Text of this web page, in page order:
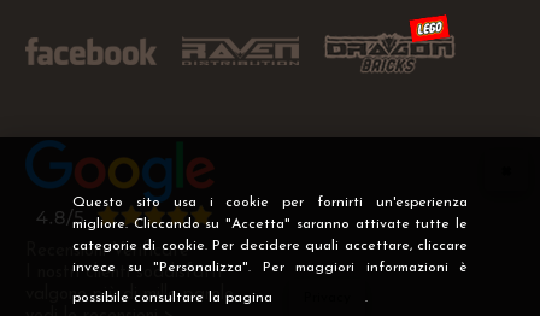
Questo sito usa i cookie per fornirti un'esperienza
migliore. Cliccando su "Accetta" saranno attivate tutte le
categorie di cookie. Per decidere quali accettare, cliccare
invece su "Personalizza". Per maggiori informazioni è
possibile consultare la pagina .
Recensioni Verificate
I nostri clienti soddisfatti
valgono più di mille parole